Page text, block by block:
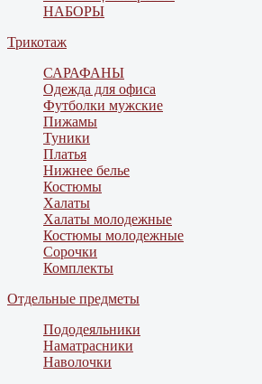
НАБОРЫ
Трикотаж
САРАФАНЫ
Одежда для офиса
Футболки мужские
Пижамы
Туники
Платья
Нижнее белье
Костюмы
Халаты
Халаты молодежные
Костюмы молодежные
Сорочки
Комплекты
Отдельные предметы
Пододеяльники
Наматрасники
Наволочки